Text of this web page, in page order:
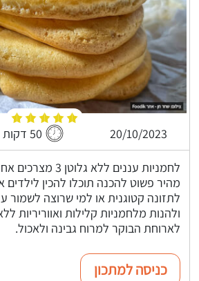
20/10/2023 50 דקות
לחמניות עננים ללא
מהיר פשוט להכנה תוכלו להכין
לתזונה קטוגנית או למי שרוצה לשמור
ולהנות מלחמניות קלילות ואווריריות
לארוחת הבוקר למרוח גבינה ולאכול.
כניסה למתכון